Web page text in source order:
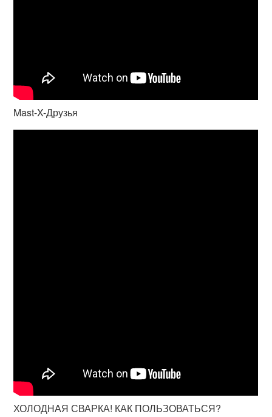
Mast-X-Друзья
ХОЛОДНАЯ СВАРКА! КАК ПОЛЬЗОВАТЬСЯ?